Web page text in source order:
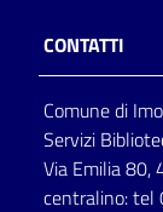
Chiedi al
Avvisi
CONTATTI
Comune di
Servizi
Via Emilia 80,
centralino: tel